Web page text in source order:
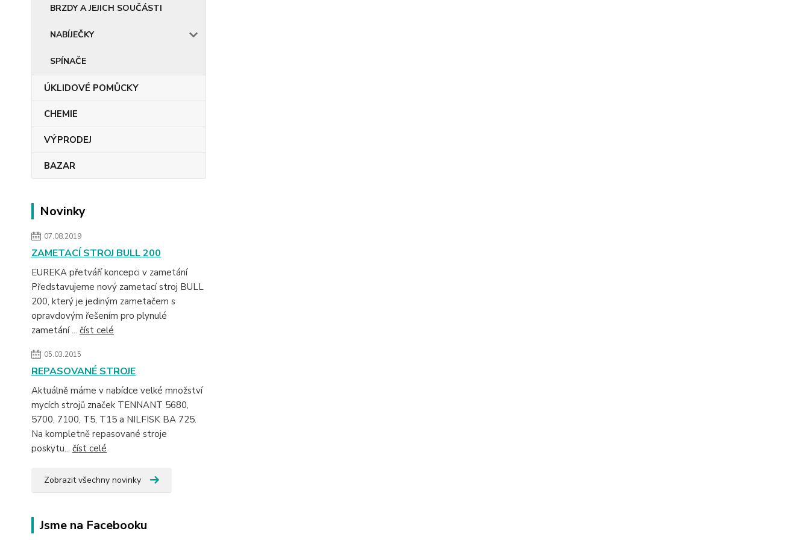
BRZDY A JEJICH SOUČÁSTI
NABÍJEČKY
SPÍNAČE
ÚKLIDOVÉ POMŮCKY
CHEMIE
VÝPRODEJ
BAZAR
Novinky
07.08.2019
ZAMETACÍ STROJ BULL 200
EUREKA přetváří koncepci v zametání
Představujeme nový zametací stroj BULL
200, který je jediným zametačem s
opravdovým řešením pro plynulé
zametání ... číst celé
05.03.2015
REPASOVANÉ STROJE
Aktuálně máme v nabídce velké množství
mycích strojů značek TENNANT 5680,
5700, 7100, T5, T15 a NILFISK BA 725.
Na kompletně repasované stroje
poskytu... číst celé
Zobrazit všechny novinky
Jsme na Facebooku